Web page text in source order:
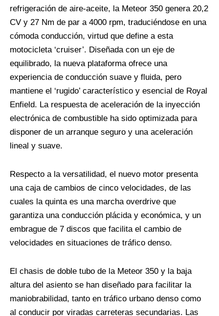
refrigeración de aire-aceite, la Meteor 350 genera 20,2
CV y 27 Nm de par a 4000 rpm, traduciéndose en una
cómoda conducción, virtud que define a esta
motocicleta ‘cruiser’. Diseñada con un eje de
equilibrado, la nueva plataforma ofrece una
experiencia de conducción suave y fluida, pero
mantiene el ‘rugido’ característico y esencial de Royal
Enfield. La respuesta de aceleración de la inyección
electrónica de combustible ha sido optimizada para
disponer de un arranque seguro y una aceleración
lineal y suave.
Respecto a la versatilidad, el nuevo motor presenta
una caja de cambios de cinco velocidades, de las
cuales la quinta es una marcha overdrive que
garantiza una conducción plácida y económica, y un
embrague de 7 discos que facilita el cambio de
velocidades en situaciones de tráfico denso.
El chasis de doble tubo de la Meteor 350 y la baja
altura del asiento se han diseñado para facilitar la
maniobrabilidad, tanto en tráfico urbano denso como
al conducir por viradas carreteras secundarias. Las